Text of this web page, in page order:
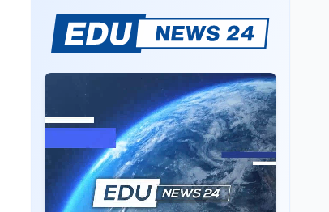
Il rivelatore che 'vede' i
reattori spenti
attraverso 400 metri di
roccia
Scuola 6 ago
Posizioni economiche
ATA: la matematica
degli arretrati fino a
4.150 euro
Cultura6 ago
Spesa culturale in